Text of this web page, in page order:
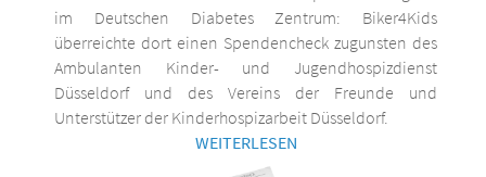
im Deutschen Diabetes Zentrum: Biker4Kids
überreichte dort einen Spendencheck zugunsten des
Ambulanten Kinder- und Jugendhospizdienst
Düsseldorf und des Vereins der Freunde und
Unterstützer der Kinderhospizarbeit Düsseldorf.
WEITERLESEN